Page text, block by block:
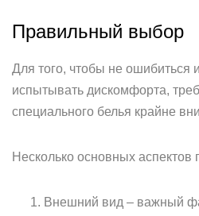
Правильный выбор
Для того, чтобы не ошибиться
испытывать дискомфорта,
специального белья крайне
Несколько основных аспектов
Внешний вид – важный